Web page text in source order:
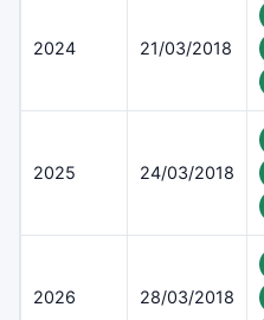
2024 21/03/2018
2025 24/03/2018
2026 28/03/2018